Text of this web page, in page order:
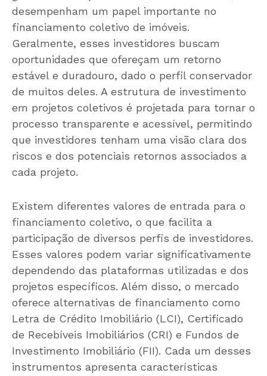
desempenham um papel importante no
financiamento coletivo de imóveis.
Geralmente, esses investidores buscam
oportunidades que ofereçam um retorno
estável e duradouro, dado o perfil conservador
de muitos deles. A estrutura de investimento
em projetos coletivos é projetada para tornar o
processo transparente e acessível, permitindo
que investidores tenham uma visão clara dos
riscos e dos potenciais retornos associados a
cada projeto.
Existem diferentes valores de entrada para o
financiamento coletivo, o que facilita a
participação de diversos perfis de investidores.
Esses valores podem variar significativamente
dependendo das plataformas utilizadas e dos
projetos específicos. Além disso, o mercado
oferece alternativas de financiamento como
Letra de Crédito Imobiliário (LCI), Certificado
de Recebíveis Imobiliários (CRI) e Fundos de
Investimento Imobiliário (FII). Cada um desses
instrumentos apresenta características